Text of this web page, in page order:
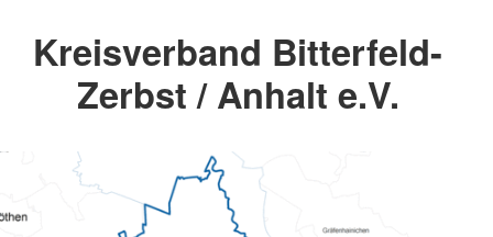
Kreisverband Bitterfeld-
Zerbst / Anhalt e.V.